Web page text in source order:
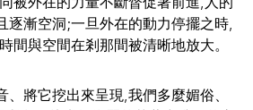
逐漸空洞;一旦外在的動力停擺之時,
間與空間在剎那間被清晰地放大。
將它挖出來呈現,我們多麼媚俗、